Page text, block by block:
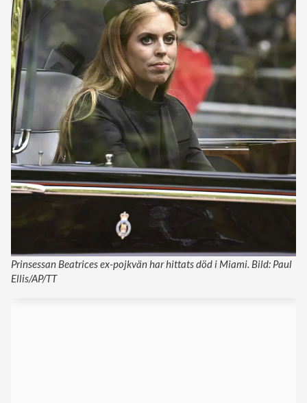
Prinsessan Beatrices ex-pojkvän har hittats död i Miami. Bild: Paul
Ellis/AP/TT